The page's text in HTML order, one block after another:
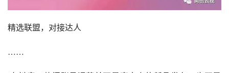
精选联盟，对接达人
……